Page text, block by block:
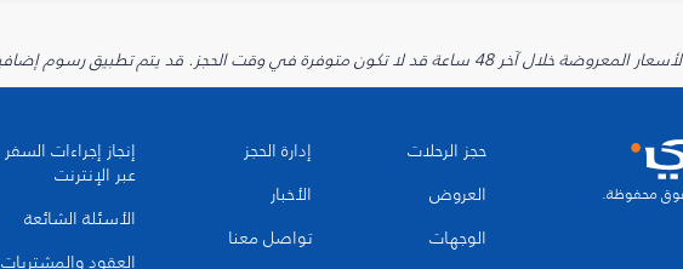
في وقت الحجز. قد يتم تطبيق رسوم إضافية على الإضافات الاختيارية.
حجز الرحلات
العروض
الوجهات
إدارة الحجز
الأخبار
تواصل معنا
إنجاز إجراءات السفر
عبر الإنترنت
الأسئلة الشائعة
العقود والمشتريات